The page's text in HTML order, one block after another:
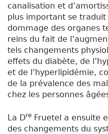
canalisation et
plus important se
dommage des organes
reins du fait de
tels changements
effets du diabète, de
et de l’hyperlipidémie,
de la prévalence des
chez les personnes
La Dre Fruetel a ensuite
des changements du